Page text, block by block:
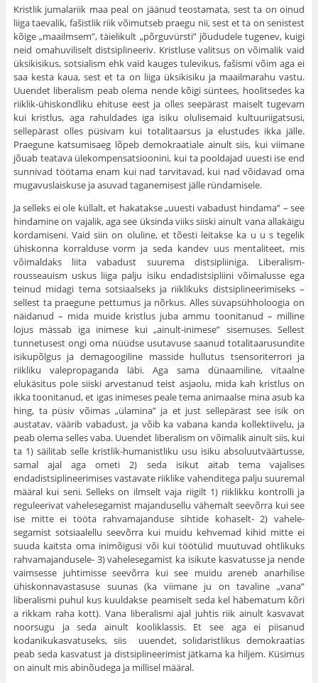
Kristlik jumalariik maa peal on jäänud teostamata, sest ta on oinud
liiga taevalik, fašistlik riik võimutseb praegu nii, sest et ta on senistest
kõige „maailmsem”, täielikult „põrguvürsti” jõududele tugenev, kuigi
neid omahuviliselt distsiplineeriv. Kristluse valitsus on võimalik vaid
üksik­isikus, sotsialism ehk vaid kauges tulevikus, fašismi võim aga ei
saa kesta kaua, sest et ta on liiga üksikisiku ja maailmarahu vastu.
Uuendet liberalism peab olema nende kõigi süntees, hoolitsedes ka
riiklik-ühiskondliku ehituse eest ja olles seepärast maiselt tugevam
kui kristlus, aga rahuldades iga isiku olulisemaid kultuuriigatsusi,
sellepärast olles püsivam kui totalitaarsus ja elustudes ikka jälle.
Praegune katsumisaeg lõpeb demokraatiale ainult siis, kui viimane
jõuab teatava ülekom­pensatsioonini, kui ta pooldajad uuesti ise end
sunnivad töötama enam kui nad tarvitavad, kui nad võidavad oma
mugavuslaiskuse ja asuvad taganemisest jälle ründamisele.
Ja selleks ei ole küllalt, et hakatakse „uuesti vabadust hindama” – see
hindamine on vajalik, aga see üksinda viiks siiski ainult vana alla­käigu
kordamiseni. Vaid siin on oluline, et tõesti leitakse ka u u s tege­lik
ühiskonna korralduse vorm ja seda kandev uus mentaliteet, mis
võimaldaks liita vabadust suurema distsipliiniga. Liberalism-
rousseauism uskus liiga palju isiku endadistsipliini võimalusse ega
teinud midagi tema sotsiaalseks ja riiklikuks distsiplineerimiseks –
sellest ta praegune pettumus ja nõrkus. Alles süvapsühholoogia on
näidanud – mida muide kristlus juba ammu toonitanud – milline
lojus mässab iga inimese kui „ainult-inimese” sisemuses. Sellest
tunnetusest ongi oma nüüdse usutavuse saanud totalitaarusundite
isikupõlgus ja demagoogiline masside hullutus tsensoriterrori ja
riikliku valepropaganda läbi. Aga sama dünaamiline, vitaalne
elukäsitus pole siiski arvestanud teist asjaolu, mida kah kristlus on
ikka toonitanud, et igas inimeses peale tema animaalse mina asub ka
hing, ta püsiv võimas „ülamina” ja et just sellepärast see isik on
austatav, väärib vabadust, ja võib ka vabana kanda kollektiivelu, ja
peab olema selles vaba. Uuendet liberalism on võimalik ainult siis, kui
ta 1) säilitab selle kristlik-humanistliku usu isiku absoluutväärtusse,
samal ajal aga ometi 2) seda isikut aitab tema vajalises
endadistsiplineerimises vastavate riiklike vahenditega palju suuremal
määral kui seni. Selleks on ilmselt vaja riigilt 1) riiklikku kont­rolli ja
reguleerivat vahelesegamist majandusellu vähemalt seevõrra kui see
ise mitte ei tööta rahvamajanduse sihtide kohaselt- 2) vahele­
segamist sotsiaalellu seevõrra kui muidu kehvemad kihid mitte ei
suuda kaitsta oma inimõigusi või kui töötülid muutuvad ohtlikuks
rahva­majandusele- 3) vahelesegamist ka isikute kasvatusse ja nende
vaim­sesse juhtimisse seevõrra kui see muidu areneb anarhilise
ühiskonnavastasuse suunas (ka viimane ju on tavaline „vana”
liberalismi pu­hul kus kuuldakse peamiselt seda kel häbematum kõri
a rikkam raha kott). Vana liberalismi ajal juhtis riik ainult kasvavat
noorsugu ja seda ainult kooliklassis. Et see aga ei piisanud
kodanikukasvatuseks, siis uuendet, solidaristlikus demokraatias
peab seda kasvatust ja distsiplineerimist jätkama ka hiljem. Küsimus
on ainult mis abinõudega ja millisel määral.